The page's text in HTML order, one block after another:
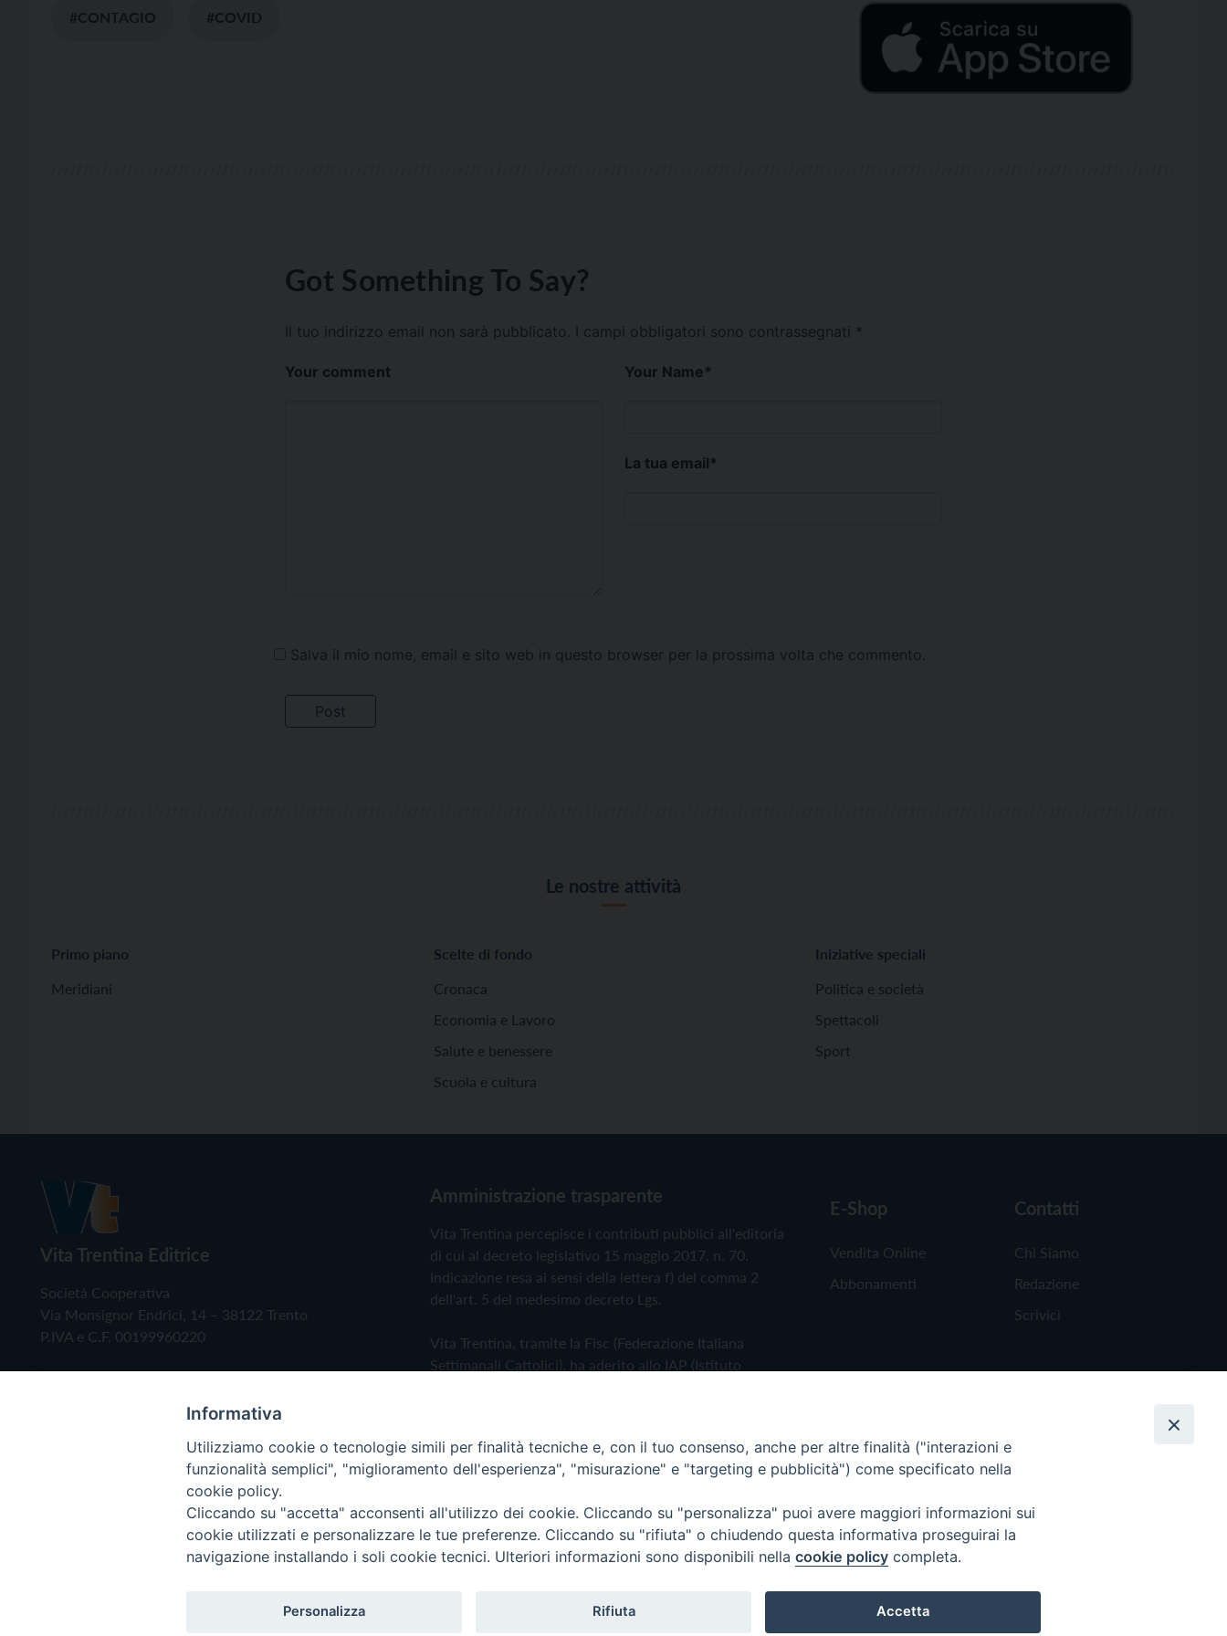
#CONTAGIO #COVID
Got Something To Say?
Il tuo indirizzo email non sarà pubblicato. I campi obbligatori sono contrassegnati *
Your comment Your Name*
La tua email*
Salva il mio nome, email e sito web in questo browser per la prossima volta che commento.
Le nostre attività
Primo piano
Meridiani
Scelte di fondo
Cronaca
Economia e Lavoro
Salute e benessere
Scuola e cultura
Iniziative speciali
Politica e società
Spettacoli
Sport
Vita Trentina Editrice
Società Cooperativa
Via Monsignor Endrici, 14 – 38122 Trento
P.IVA e C.F. 00199960220
Amministrazione trasparente
Vita Trentina percepisce i contributi pubblici all'editoria
di cui al decreto legislativo 15 maggio 2017, n. 70.
Indicazione resa ai sensi della lettera f) del comma 2
dell'art. 5 del medesimo decreto Lgs.
Vita Trentina, tramite la Fisc (Federazione Italiana
Settimanali Cattolici), ha aderito allo IAP (Istituto
Privacy Policy Cookie Policy
E-Shop
Vendita Online
Abbonamenti
Contatti
Chi Siamo
Redazione
Scrivici
Copyright © 2019 - Tutti i diritti riservati - Vita Trentina Editrice
Informativa
Utilizziamo cookie o tecnologie simili per finalità tecniche e, con il tuo consenso, anche per altre finalità ("interazioni e
funzionalità semplici", "miglioramento dell'esperienza", "misurazione" e "targeting e pubblicità") come specificato nella
cookie policy.
Cliccando su "accetta" acconsenti all'utilizzo dei cookie. Cliccando su "personalizza" puoi avere maggiori informazioni sui
cookie utilizzati e personalizzare le tue preferenze. Cliccando su "rifiuta" o chiudendo questa informativa proseguirai la
navigazione installando i soli cookie tecnici. Ulteriori informazioni sono disponibili nella cookie policy completa.
Personalizza Rifiuta Accetta